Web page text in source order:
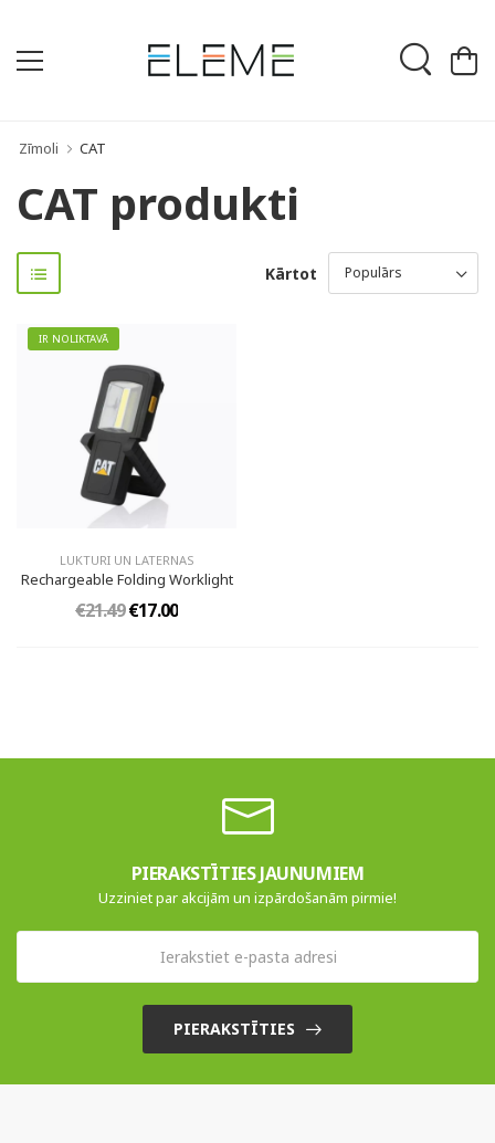
Zīmoli CAT
CAT produkti
Kārtot
IR NOLIKTAVĀ
LUKTURI UN LATERNAS
Rechargeable Folding Worklight
€21.49€17.00
PIERAKSTĪTIES JAUNUMIEM
Uzziniet par akcijām un izpārdošanām pirmie!
PIERAKSTĪTIES